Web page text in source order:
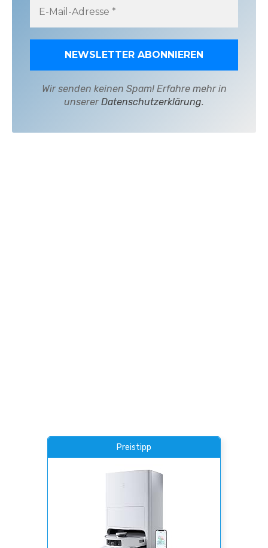
Wir senden keinen Spam! Erfahre mehr in
unsererDatenschutzerklärung.
Preistipp